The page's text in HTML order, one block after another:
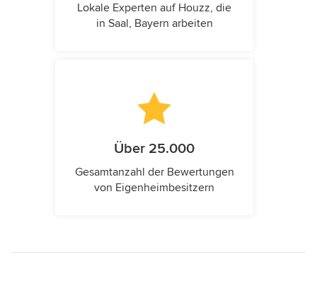
Lokale Experten auf Houzz, die
in Saal, Bayern arbeiten
Über 25.000
Gesamtanzahl der Bewertungen
von Eigenheimbesitzern